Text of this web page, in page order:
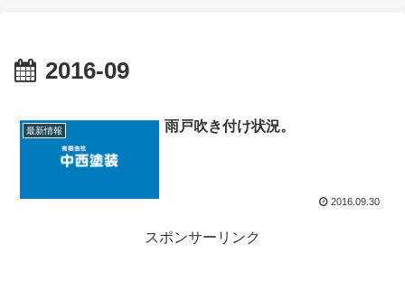
2016-09
最新情報 雨戸吹き付け状況。
2016.09.30
スポンサーリンク